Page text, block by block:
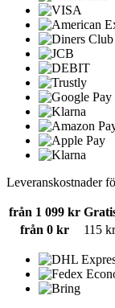
Leveranskostnader
från 1 099 kr
från 0 kr
115 kr